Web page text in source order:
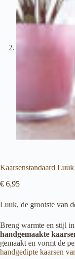
Kaarsenstandaard Luuk
€ 6,95
Luuk, de grootste van
Breng warmte en stijl
handgemaakte
gemaakt en vormt de
handgedipte kaarsen